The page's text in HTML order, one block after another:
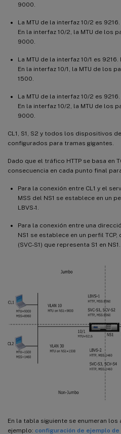
9000.
La MTU de la interfaz 10/2 es
En la interfaz 10/2, la MTU de los
9000.
La MTU de la interfaz 10/1 es 9216.
En la interfaz 10/1, la MTU de los
1500.
La MTU de la interfaz 10/2 es
En la interfaz 10/2, la MTU de los
9000.
CL1, S1, S2 y todos los dispositivos
configurados para tramas gigantes.
Dado que el tráfico HTTP se basa en
consecuencia en cada punto final
Para la conexión entre CL1 y el
MSS del NS1 se establece en un
LBVS-1.
Para la conexión entre una
NS1 se establece en un perfil
(SVC-S1) que representa S1 en NS1.
En la tabla siguiente se enumeran
ejemplo: configuración de ejemplo